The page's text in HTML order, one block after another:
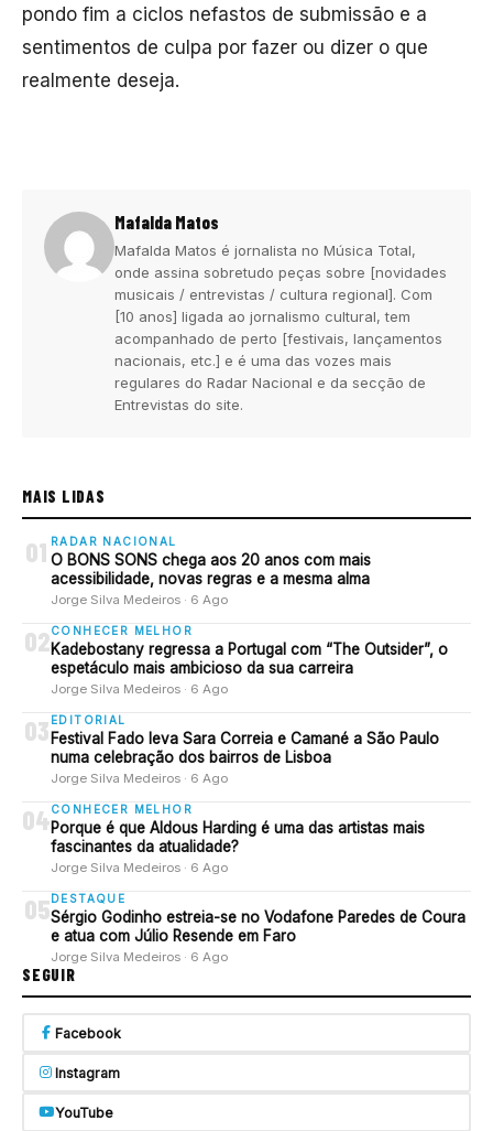
pondo fim a ciclos nefastos de submissão e a
sentimentos de culpa por fazer ou dizer o que
realmente deseja.
Mafalda Matos
Mafalda Matos é jornalista no Música Total,
onde assina sobretudo peças sobre [novidades
musicais / entrevistas / cultura regional]. Com
[10 anos] ligada ao jornalismo cultural, tem
acompanhado de perto [festivais, lançamentos
nacionais, etc.] e é uma das vozes mais
regulares do Radar Nacional e da secção de
Entrevistas do site.
MAIS LIDAS
01 RADAR NACIONAL
O BONS SONS chega aos 20 anos com mais
acessibilidade, novas regras e a mesma alma
Jorge Silva Medeiros · 6 Ago
02 CONHECER MELHOR
Kadebostany regressa a Portugal com “The Outsider”, o
espetáculo mais ambicioso da sua carreira
Jorge Silva Medeiros · 6 Ago
03 EDITORIAL
Festival Fado leva Sara Correia e Camané a São Paulo
numa celebração dos bairros de Lisboa
Jorge Silva Medeiros · 6 Ago
04CONHECER MELHOR
Porque é que Aldous Harding é uma das artistas mais
fascinantes da atualidade?
Jorge Silva Medeiros · 6 Ago
05 DESTAQUE
Sérgio Godinho estreia-se no Vodafone Paredes de Coura
e atua com Júlio Resende em Faro
Jorge Silva Medeiros · 6 Ago
SEGUIR
Facebook
Instagram
YouTube